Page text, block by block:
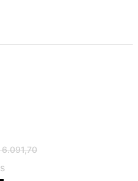
6.091,70